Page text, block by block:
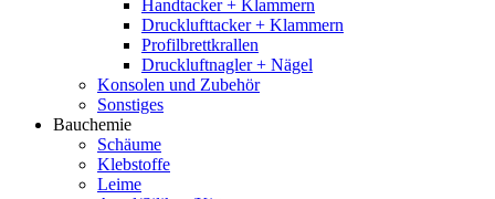
Handtacker + Klammern
Drucklufttacker + Klammern
Profilbrettkrallen
Druckluftnagler + Nägel
Konsolen und Zubehör
Sonstiges
Bauchemie
Schäume
Klebstoffe
Leime